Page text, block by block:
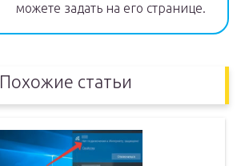
можете задать на его странице.
Похожие статьи